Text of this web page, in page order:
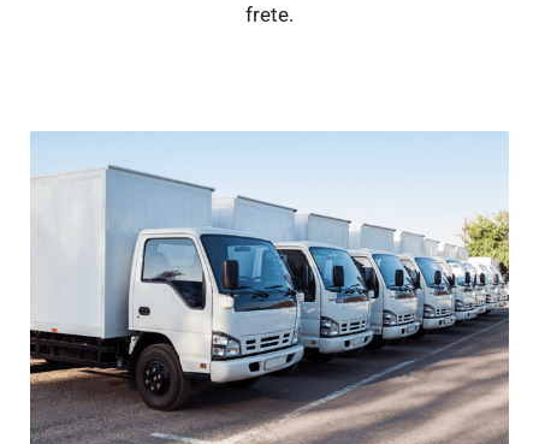
frete.